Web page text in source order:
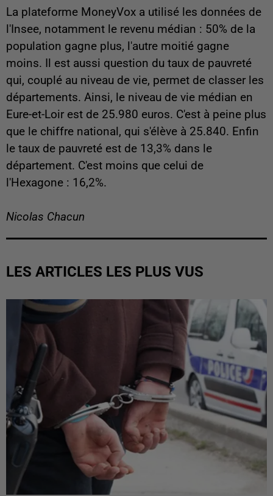
La plateforme MoneyVox a utilisé les données de
l'Insee, notamment le revenu médian : 50% de la
population gagne plus, l'autre moitié gagne
moins. Il est aussi question du taux de pauvreté
qui, couplé au niveau de vie, permet de classer les
départements. Ainsi, le niveau de vie médian en
Eure-et-Loir est de 25.980 euros. C'est à peine plus
que le chiffre national, qui s'élève à 25.840. Enfin
le taux de pauvreté est de 13,3% dans le
département. C'est moins que celui de
l'Hexagone : 16,2%.
Nicolas Chacun
LES ARTICLES LES PLUS VUS